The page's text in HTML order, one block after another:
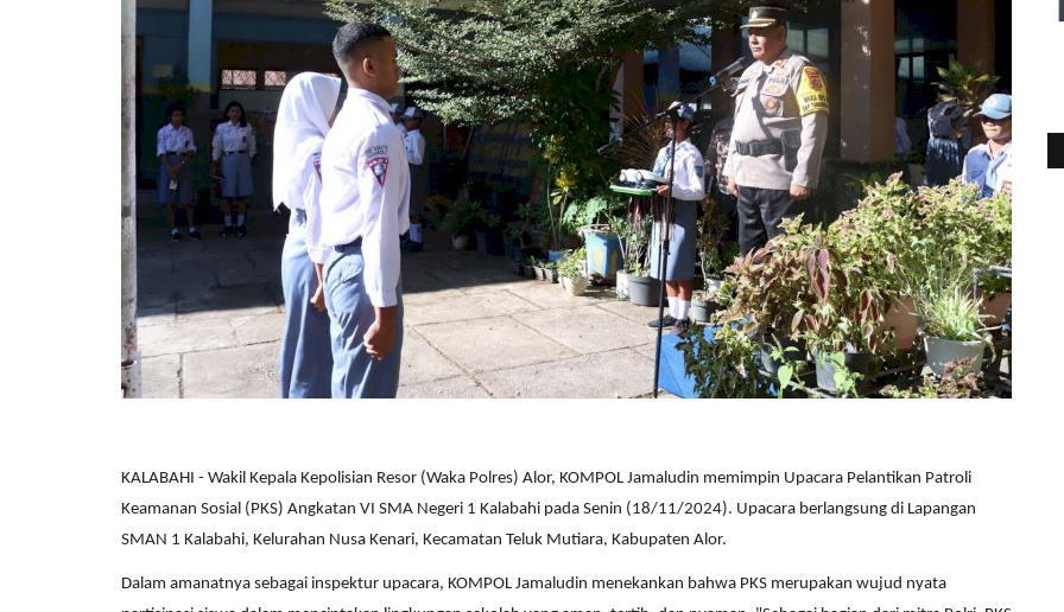
KALABAHI - Wakil Kepala Kepolisian Resor (Waka Polres) Alor, KOMPOL Jamaludin memimpin Upacara Pelantikan Patroli
Keamanan Sosial (PKS) Angkatan VI SMA Negeri 1 Kalabahi pada Senin (18/11/2024). Upacara berlangsung di Lapangan
SMAN 1 Kalabahi, Kelurahan Nusa Kenari, Kecamatan Teluk Mutiara, Kabupaten Alor.
Dalam amanatnya sebagai inspektur upacara, KOMPOL Jamaludin menekankan bahwa PKS merupakan wujud nyata